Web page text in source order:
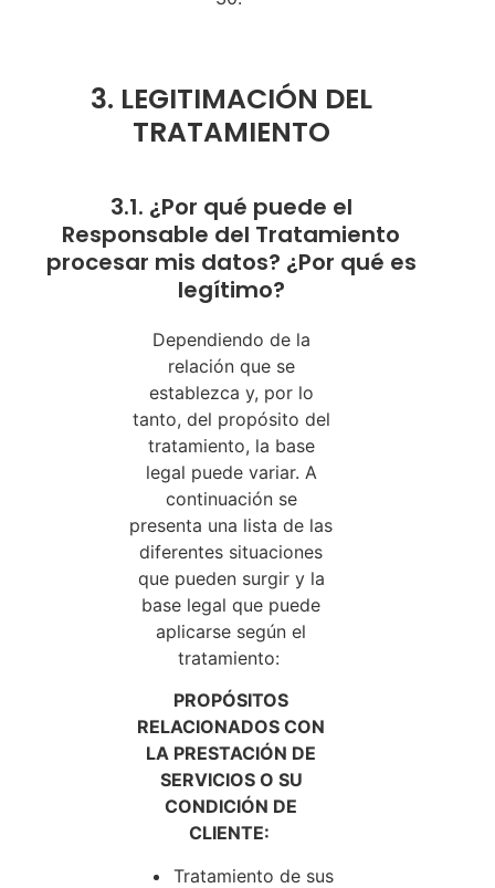
3. LEGITIMACIÓN DEL
TRATAMIENTO
3.1. ¿Por qué puede el
Responsable del Tratamiento
procesar mis datos? ¿Por qué es
legítimo?
Dependiendo de la
relación que se
establezca y, por lo
tanto, del propósito del
tratamiento, la base
legal puede variar. A
continuación se
presenta una lista de las
diferentes situaciones
que pueden surgir y la
base legal que puede
aplicarse según el
tratamiento:
PROPÓSITOS
RELACIONADOS CON
LA PRESTACIÓN DE
SERVICIOS O SU
CONDICIÓN DE
CLIENTE:
Tratamiento de sus